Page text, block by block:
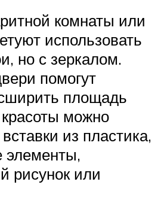
комнаты или
использовать
но с зеркалом.
помогут
площадь
можно
из пластика,
элементы,
рисунок или